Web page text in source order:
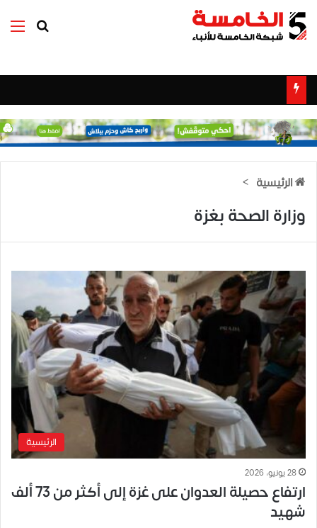
بحث عن
الرئيسية >
وزارة الصحة بغزة
الرئيسية
28 يونيو، 2026
ارتفاع حصيلة العدوان على غزة إلى أكثر من 73 ألف
شهيد